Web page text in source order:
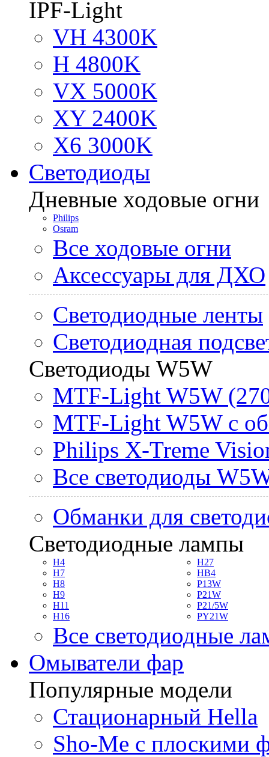
IPF-Light
VH 4300K
H 4800K
VX 5000K
XY 2400K
X6 3000K
Светодиоды
Дневные ходовые огни
Philips
Osram
Все ходовые огни
Аксессуары для ДХО
Светодиодные ленты
Светодиодная
Светодиоды W5W
MTF-Light W5W
MTF-Light W5W с
Philips X-Treme
Все светодиоды
Обманки для
Светодиодные лампы
H4
H7
H8
H9
H11
H16
H27
HB4
P13W
P21W
P21/5W
PY21W
Все светодиодные
Омыватели фар
Популярные модели
Стационарный Hella
Sho-Me с плоскими